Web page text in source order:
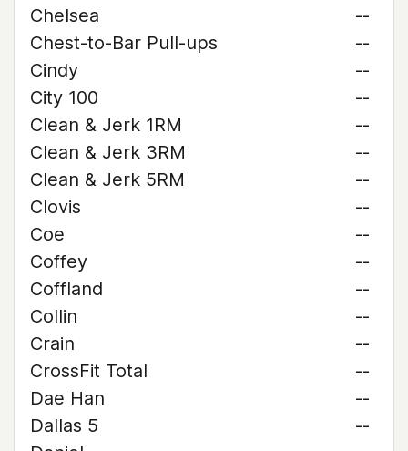
Chelsea
--
Chest-to-Bar Pull-ups
--
Cindy
--
City 100
--
Clean & Jerk 1RM
--
Clean & Jerk 3RM
--
Clean & Jerk 5RM
--
Clovis
--
Coe
--
Coffey
--
Coffland
--
Collin
--
Crain
--
CrossFit Total
--
Dae Han
--
Dallas 5
--